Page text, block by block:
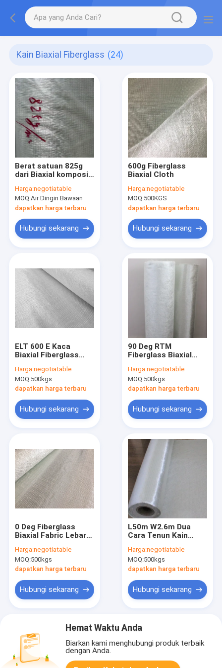
Kain Biaxial Fiberglass (24)
Berat satuan 825g
dari Biaxial komposit
dengan setting
bubuk, cetakan
produk FRP untuk
perlindungan baterai
kendaraan energi
baru
Harga:negotiatable
MOQ:Air Dingin Bawaan
dapatkan harga terbaru
Hubungi sekarang
600g Fiberglass
Biaxial Cloth
Harga:negotiatable
MOQ:500KGS
dapatkan harga terbaru
Hubungi sekarang
ELT 600 E Kaca
Biaxial Fiberglass
Harga:negotiatable
MOQ:500kgs
dapatkan harga terbaru
Hubungi sekarang
90 Deg RTM
Fiberglass Biaxial
Polos
Harga:negotiatable
MOQ:500kgs
dapatkan harga terbaru
Hubungi sekarang
0 Deg Fiberglass
Biaxial Fabric Lebar
Harga:negotiatable
MOQ:500kgs
dapatkan harga terbaru
Hubungi sekarang
L50m W2.6m Dua
Cara Tenun Kain
Kekuatan Tarik
Tinggi
Harga:negotiatable
MOQ:500kgs
dapatkan harga terbaru
Hubungi sekarang
Hemat Waktu Anda
Biarkan kami menghubungi produk terbaik
dengan Anda.